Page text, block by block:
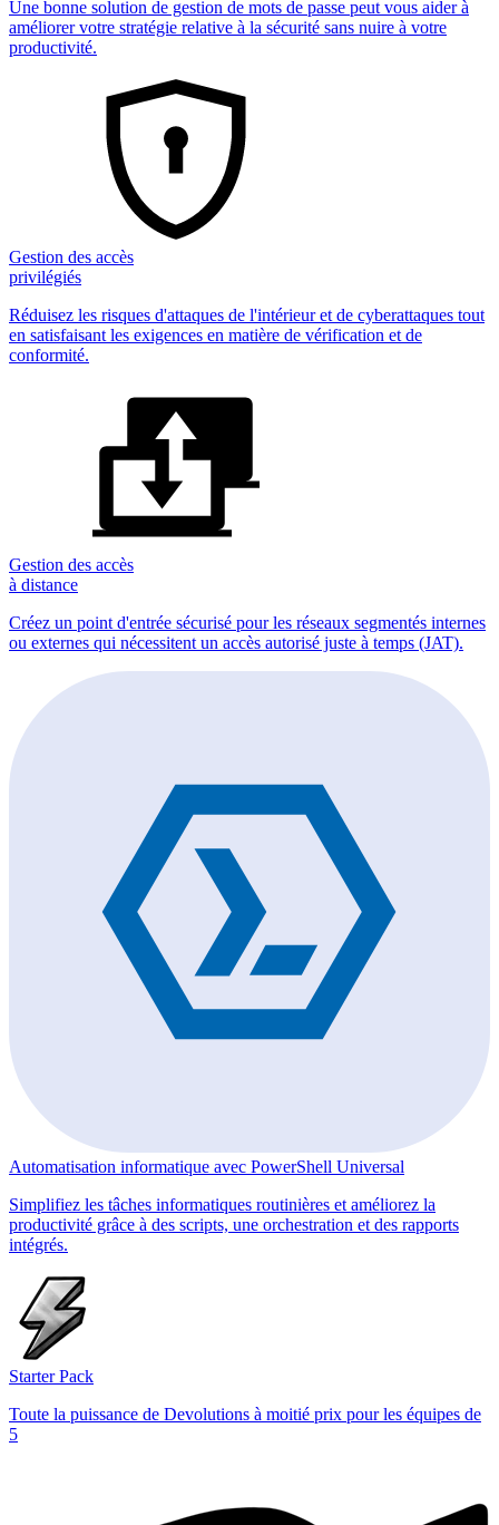
Une bonne solution de gestion de mots de passe peut vous aider à
améliorer votre stratégie relative à la sécurité sans nuire à votre
productivité.
Gestion des accès
privilégiés
Réduisez les risques d'attaques de l'intérieur et de cyberattaques tout
en satisfaisant les exigences en matière de vérification et de
conformité.
Gestion des accès
à distance
Créez un point d'entrée sécurisé pour les réseaux segmentés internes
ou externes qui nécessitent un accès autorisé juste à temps (JAT).
Automatisation informatique avec PowerShell Universal
Simplifiez les tâches informatiques routinières et améliorez la
productivité grâce à des scripts, une orchestration et des rapports
intégrés.
Starter Pack
Toute la puissance de Devolutions à moitié prix pour les équipes de
5